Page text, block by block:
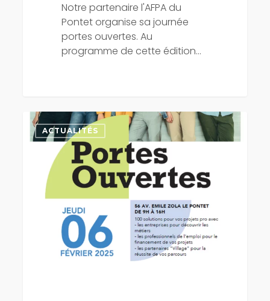
Notre partenaire l'AFPA du
Pontet organise sa journée
portes ouvertes. Au
programme de cette édition…
Stand
animations
IRFEDD
ACTUALITÉS